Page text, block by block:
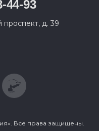
44-93
проспект, д. 39
Все права защищены.